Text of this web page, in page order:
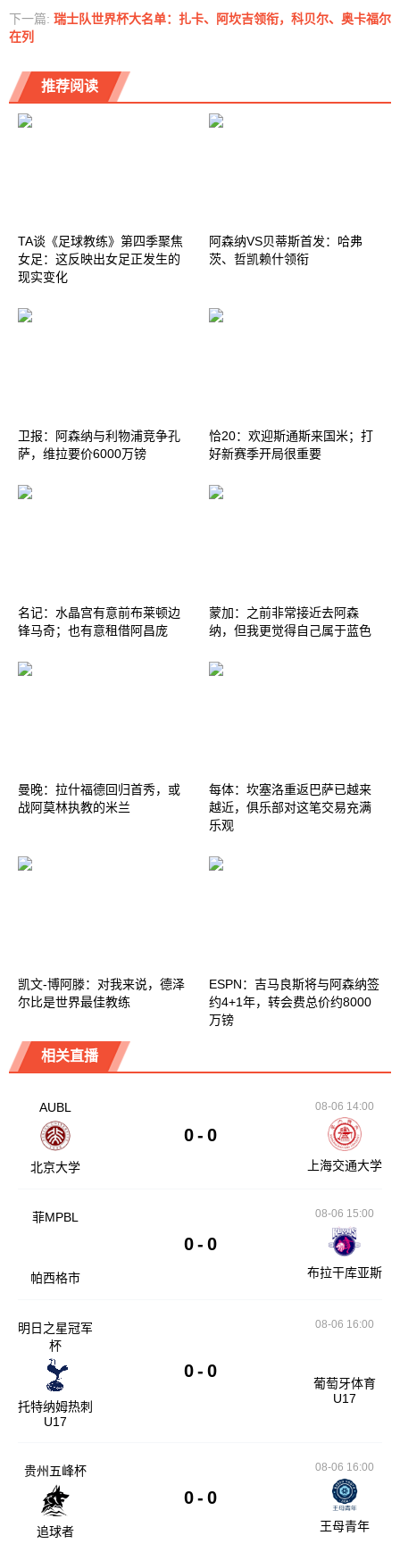
下一篇: 瑞士队世界杯大名单：扎卡、阿坎吉领衔，科贝尔、奥卡福尔
在列
推荐阅读
TA谈《足球教练》第四季聚焦
女足：这反映出女足正发生的
现实变化
阿森纳VS贝蒂斯首发：哈弗
茨、哲凯赖什领衔
卫报：阿森纳与利物浦竞争孔
萨，维拉要价6000万镑
恰20：欢迎斯通斯来国米；打
好新赛季开局很重要
名记：水晶宫有意前布莱顿边
锋马奇；也有意租借阿昌庞
蒙加：之前非常接近去阿森
纳，但我更觉得自己属于蓝色
曼晚：拉什福德回归首秀，或
战阿莫林执教的米兰
每体：坎塞洛重返巴萨已越来
越近，俱乐部对这笔交易充满
乐观
凯文-博阿滕：对我来说，德泽
尔比是世界最佳教练
ESPN：吉马良斯将与阿森纳签
约4+1年，转会费总价约8000
万镑
相关直播
AUBL
北京大学
0 - 0
08-06 14:00
上海交通大学
菲MPBL
帕西格市
0 - 0
08-06 15:00
布拉干库亚斯
明日之星冠军
杯
托特纳姆热刺
U17
0 - 0
08-06 16:00
葡萄牙体育
U17
贵州五峰杯
追球者
0 - 0
08-06 16:00
王母青年